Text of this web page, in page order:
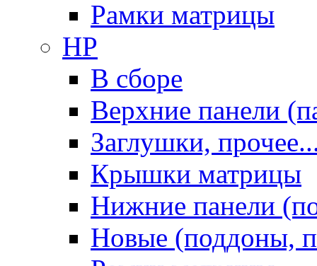
Рамки матрицы
HP
В сборе
Верхние панели
Заглушки,
Крышки матрицы
Нижние панели
Новые (поддоны,